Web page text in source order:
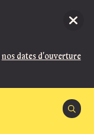
nos dates d'ouverture